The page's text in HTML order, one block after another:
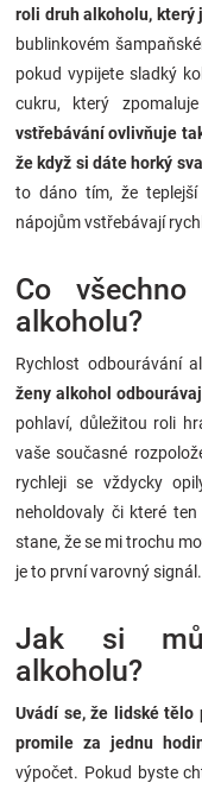
roli druh alkoholu, který
bublinkovém
pokud vypijete sladký
cukru, který
vstřebávání ovlivňuje
že když si dáte horký
to dáno tím, že
nápojům vstřebávají
Co všechno
alkoholu?
Rychlost odbourávání
ženy alkohol
pohlaví, důležitou roli
vaše současné
rychleji se vždycky
neholdovaly či které
stane, že se mi trochu
je to první varovný
Jak si
alkoholu?
Uvádí se, že lidské tělo
promile za jednu
výpočet. Pokud byste